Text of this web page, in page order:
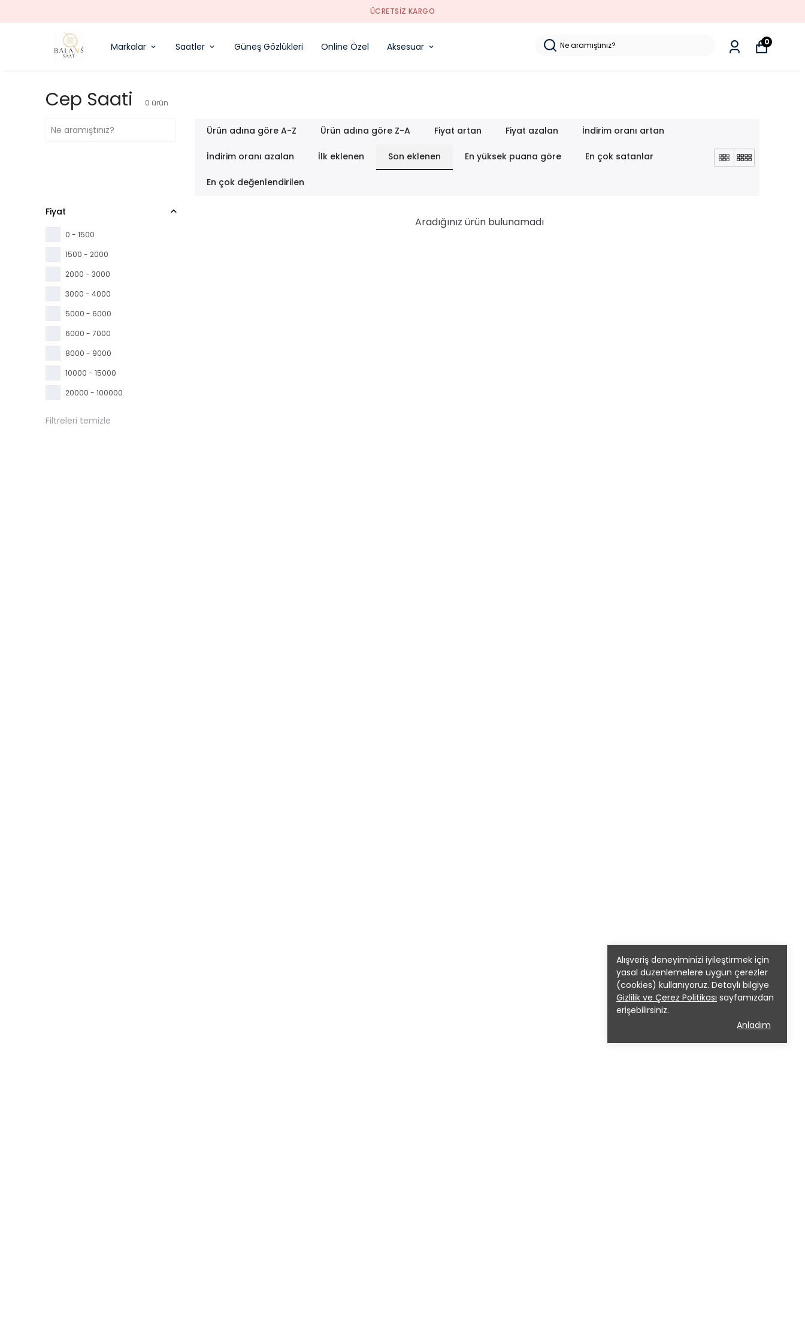
ÜCRETSIZ KARGO
Markalar Saatler Güneş Gözlükleri Online Özel Aksesuar 0
Alışveriş deneyiminizi iyileştirmek için
yasal düzenlemelere uygun çerezler
(cookies) kullanıyoruz. Detaylı bilgiye
Gizlilik ve Çerez Politikası sayfamızdan
erişebilirsiniz.
Anladım
Cep Saati 0 ürün
Ürün adına göre A-Z Ürün adına göre Z-A Fiyat artan Fiyat azalan İndirim oranı artan
İndirim oranı azalan İlk eklenen Son eklenen En yüksek puana göre En çok satanlar
En çok değenlendirilen
Fiyat
0 - 1500
1500 - 2000
2000 - 3000
3000 - 4000
5000 - 6000
6000 - 7000
8000 - 9000
10000 - 15000
20000 - 100000
Filtreleri temizle
Aradığınız ürün bulunamadı